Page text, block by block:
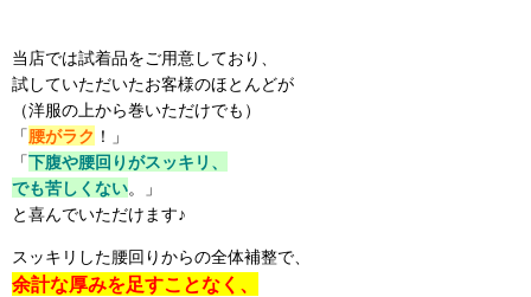
当店では試着品をご用意しており、
試していただいたお客様のほとんどが
（洋服の上から巻いただけでも）
「腰がラク ！」
「下腹や腰回りがスッキリ、
でも苦しくない。」
と喜んでいただけます♪
スッキリした腰回りからの全体補整で、
余計な厚みを足すことなく、